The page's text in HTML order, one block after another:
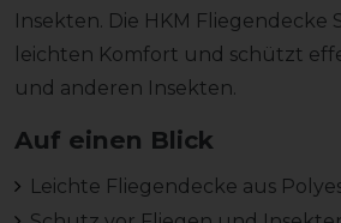
Insekten. Die HKM Fliegendecke
leichten Komfort und schützt
und anderen Insekten.
Auf einen Blick
Leichte Fliegendecke aus